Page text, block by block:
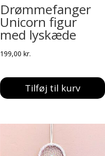
Drømmefanger
Unicorn figur
med lyskæde
199,00 kr.
Tilføj til kurv